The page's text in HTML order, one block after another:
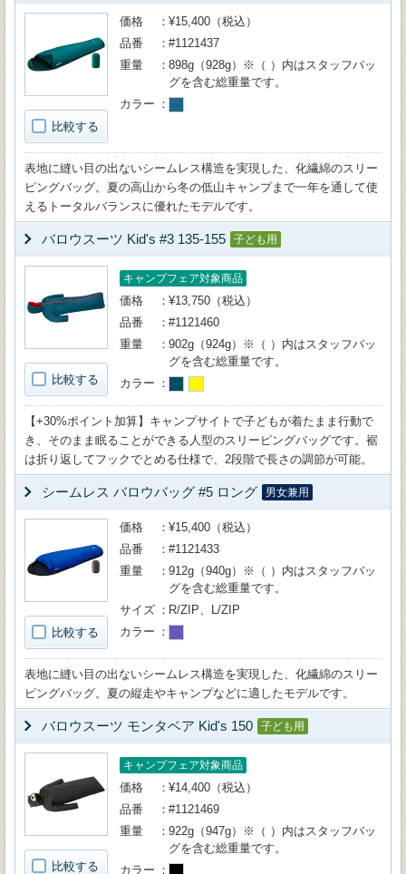
比較する
価格
¥15,400（税込）
品番
#1121437
重量
898g（928g）※（ ）内はスタッフバッ
グを含む総重量です。
カラー
表地に縫い目の出ないシームレス構造を実現した、化繊綿のスリー
ピングバッグ。夏の高山から冬の低山キャンプまで一年を通して使
えるトータルバランスに優れたモデルです。
バロウスーツ Kid's #3 135-155 子ども用
比較する
キャンプフェア対象商品
価格
¥13,750（税込）
品番
#1121460
重量
902g（924g）※（ ）内はスタッフバッ
グを含む総重量です。
カラー
【+30%ポイント加算】キャンプサイトで子どもが着たまま行動で
き、そのまま眠ることができる人型のスリーピングバッグです。裾
は折り返してフックでとめる仕様で、2段階で長さの調節が可能。
シームレス バロウバッグ #5 ロング 男女兼用
比較する
価格
¥15,400（税込）
品番
#1121433
重量
912g（940g）※（ ）内はスタッフバッ
グを含む総重量です。
サイズ
R/ZIP、L/ZIP
カラー
表地に縫い目の出ないシームレス構造を実現した、化繊綿のスリー
ピングバッグ。夏の縦走やキャンプなどに適したモデルです。
バロウスーツ モンタベア Kid's 150 子ども用
比較する
キャンプフェア対象商品
価格
¥14,400（税込）
品番
#1121469
重量
922g（947g）※（ ）内はスタッフバッ
グを含む総重量です。
カラー